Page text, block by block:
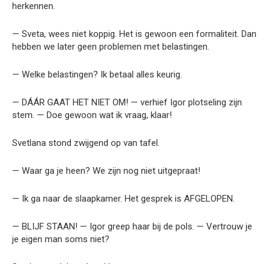
herkennen.
— Sveta, wees niet koppig. Het is gewoon een formaliteit. Dan
hebben we later geen problemen met belastingen.
— Welke belastingen? Ik betaal alles keurig.
— DÁÁR GAAT HET NIET OM! — verhief Igor plotseling zijn
stem. — Doe gewoon wat ik vraag, klaar!
Svetlana stond zwijgend op van tafel.
— Waar ga je heen? We zijn nog niet uitgepraat!
— Ik ga naar de slaapkamer. Het gesprek is AFGELOPEN.
— BLIJF STAAN! — Igor greep haar bij de pols. — Vertrouw je
je eigen man soms niet?